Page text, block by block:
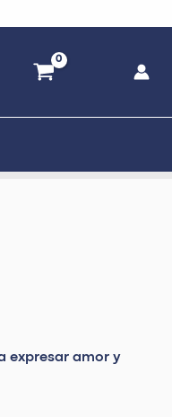
expresar amor y